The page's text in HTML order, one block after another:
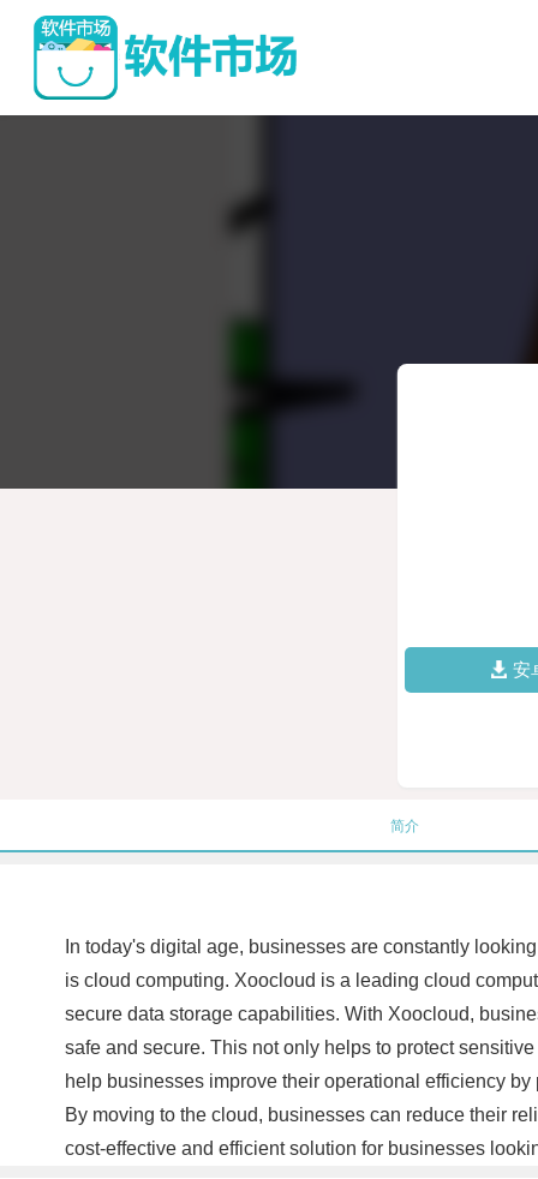
安
简介
In today's digital age, businesses are constantly
is cloud computing. Xoocloud is a leading cloud
secure data storage capabilities. With Xoocloud,
safe and secure. This not only helps to protect
help businesses improve their operational efficiency
By moving to the cloud, businesses can reduce their
cost-effective and efficient solution for businesses